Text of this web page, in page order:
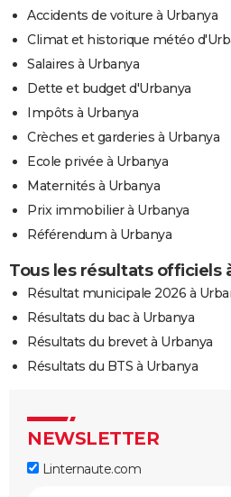
Accidents de voiture à Urbanya
Climat et historique météo
Salaires à Urbanya
Dette et budget d'Urbanya
Impôts à Urbanya
Crèches et garderies à Urbanya
Ecole privée à Urbanya
Maternités à Urbanya
Prix immobilier à Urbanya
Référendum à Urbanya
Tous les résultats officiels
Résultat municipale 2026 à
Résultats du bac à Urbanya
Résultats du brevet à Urbanya
Résultats du BTS à Urbanya
NEWSLETTER
Linternaute.com